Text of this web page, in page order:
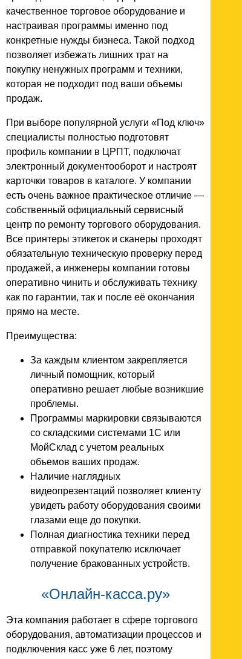
качественное торговое оборудование и
настраивая программы именно под
конкретные нужды бизнеса. Такой подход
позволяет избежать лишних трат на
покупку ненужных программ и техники,
которая не подходит под ваши объемы
продаж.
При выборе популярной услуги «Под ключ»
специалисты полностью подготовят
профиль компании в ЦРПТ, подключат
электронный документооборот и настроят
карточки товаров в каталоге. У компании
есть очень важное практическое отличие —
собственный официальный сервисный
центр по ремонту торгового оборудования.
Все принтеры этикеток и сканеры проходят
обязательную техническую проверку перед
продажей, а инженеры компании готовы
оперативно чинить и обслуживать технику
как по гарантии, так и после её окончания
прямо на месте.
Преимущества:
За каждым клиентом закрепляется
личный помощник, который
оперативно решает любые возникшие
проблемы.
Программы маркировки связываются
со складскими системами 1С или
МойСклад с учетом реальных
объемов ваших продаж.
Наличие наглядных
видеопрезентаций позволяет клиенту
увидеть работу оборудования своими
глазами еще до покупки.
Полная диагностика техники перед
отправкой покупателю исключает
получение бракованных устройств.
«Онлайн-касса.ру»
Эта компания работает в сфере торгового
оборудования, автоматизации процессов и
подключения касс уже 6 лет, поэтому